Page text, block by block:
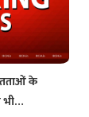
के
भी…